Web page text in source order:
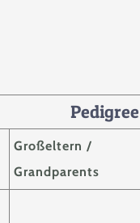
Pedigree
Großeltern /
Grandparents